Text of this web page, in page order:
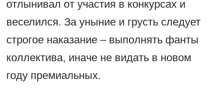
отлынивал от участия в конкурсах и
веселился. За уныние и грусть следует
строгое наказание – выполнять фанты
коллектива, иначе не видать в новом
году премиальных.